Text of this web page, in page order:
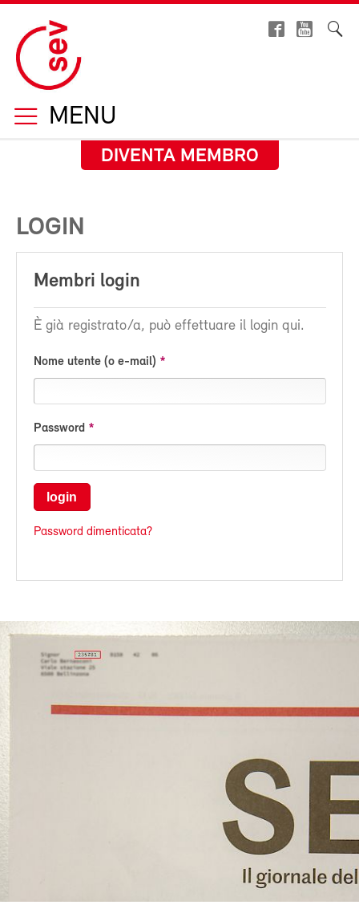
MENU
DIVENTA MEMBRO
LOGIN
Membri login
È già registrato/a, può effettuare il login qui.
Nome utente (o e-mail)
Password
login
Password dimenticata?